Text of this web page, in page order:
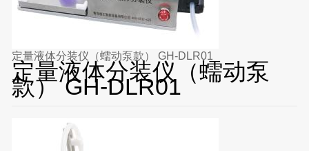
定量液体分装仪（蠕动泵款） GH-DLR01
定量液体分装仪（蠕动泵
款） GH-DLR01